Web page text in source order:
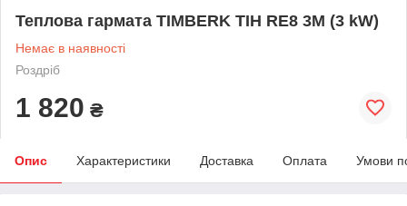
Теплова гармата TIMBERK TIH RE8 3M (3 kW)
Немає в наявності
Роздріб
1 820 ₴
Опис Характеристики Доставка Оплата Умови